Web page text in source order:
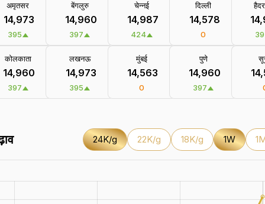
अमृतसर
₹ 14,973
395
बेंगलुरु
₹ 14,960
397
चेन्नई
₹ 14,987
424
दिल्ली
₹ 14,578
0
₹
कोलकाता
₹ 14,960
397
लखनऊ
₹ 14,973
395
मुंबई
₹ 14,563
0
पुणे
₹ 14,960
397
₹
24K/g 22K/g 18K/g 1W